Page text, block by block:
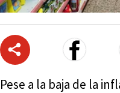
Pese a la baja de la